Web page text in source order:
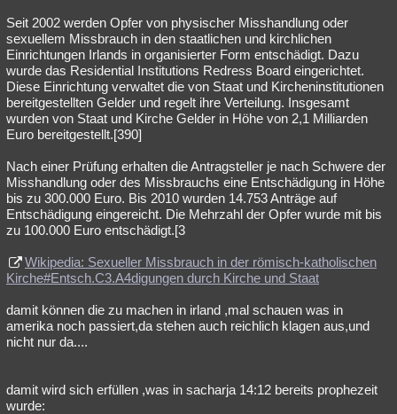
Seit 2002 werden Opfer von physischer Misshandlung oder
sexuellem Missbrauch in den staatlichen und kirchlichen
Einrichtungen Irlands in organisierter Form entschädigt. Dazu
wurde das Residential Institutions Redress Board eingerichtet.
Diese Einrichtung verwaltet die von Staat und Kircheninstitutionen
bereitgestellten Gelder und regelt ihre Verteilung. Insgesamt
wurden von Staat und Kirche Gelder in Höhe von 2,1 Milliarden
Euro bereitgestellt.[390]
Nach einer Prüfung erhalten die Antragsteller je nach Schwere der
Misshandlung oder des Missbrauchs eine Entschädigung in Höhe
bis zu 300.000 Euro. Bis 2010 wurden 14.753 Anträge auf
Entschädigung eingereicht. Die Mehrzahl der Opfer wurde mit bis
zu 100.000 Euro entschädigt.[3
Wikipedia: Sexueller Missbrauch in der römisch-katholischen
Kirche#Entsch.C3.A4digungen durch Kirche und Staat
damit können die zu machen in irland ,mal schauen was in
amerika noch passiert,da stehen auch reichlich klagen aus,und
nicht nur da....
damit wird sich erfüllen ,was in sacharja 14:12 bereits prophezeit
wurde: